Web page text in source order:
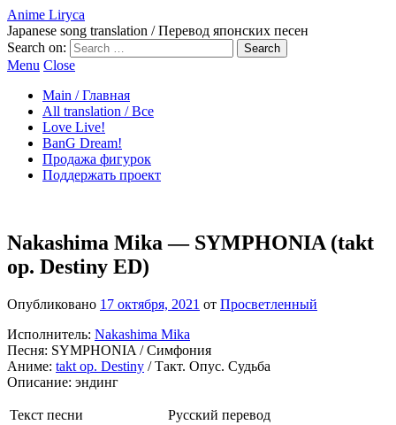
Anime Liryca
Japanese song translation / Перевод японских песен
Search on:
Menu Close
Main / Главная
All translation / Все
Love Live!
BanG Dream!
Продажа фигурок
Поддержать проект
Nakashima Mika — SYMPHONIA (takt
op. Destiny ED)
Опубликовано 17 октября, 2021 от Просветленный
Исполнитель: Nakashima Mika
Песня: SYMPHONIA / Симфония
Аниме: takt op. Destiny / Такт. Опус. Судьба
Описание: эндинг
Текст песни
Русский перевод